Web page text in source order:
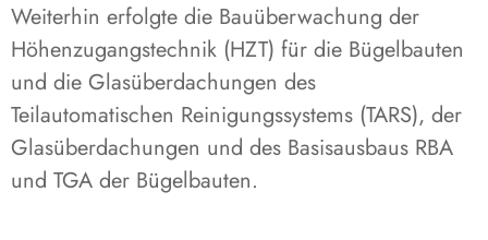
Weiterhin erfolgte die Bauüberwachung der
Höhenzugangstechnik (HZT) für die Bügelbauten
und die Glasüberdachungen des
Teilautomatischen Reinigungssystems (TARS), der
Glasüberdachungen und des Basisausbaus RBA
und TGA der Bügelbauten.